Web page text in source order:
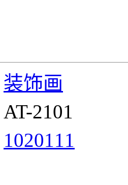
装饰画
2101
1020111